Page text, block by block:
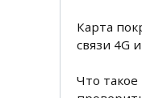
Карта
связи 4G
Что такое